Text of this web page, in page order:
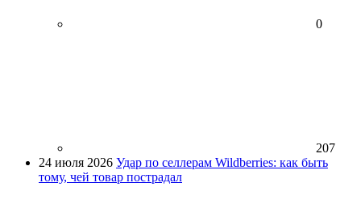
0
207
24 июля 2026 Удар по селлерам Wildberries: как быть
тому, чей товар пострадал